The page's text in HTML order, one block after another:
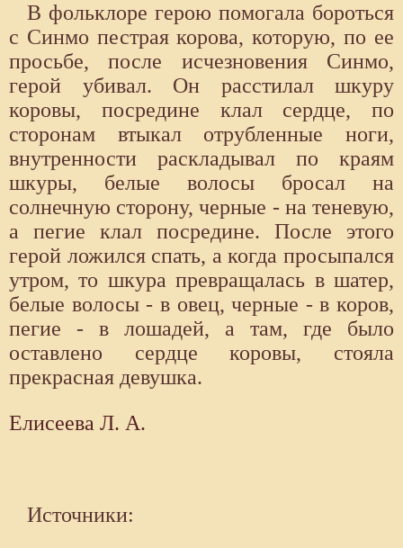
В фольклоре герою помогала бороться
с Синмо пестрая корова, которую, по ее
просьбе, после исчезновения Синмо,
герой убивал. Он расстилал шкуру
коровы, посредине клал сердце, по
сторонам втыкал отрубленные ноги,
внутренности раскладывал по краям
шкуры, белые волосы бросал на
солнечную сторону, черные - на теневую,
а пегие клал посредине. После этого
герой ложился спать, а когда просыпался
утром, то шкура превращалась в шатер,
белые волосы - в овец, черные - в коров,
пегие - в лошадей, а там, где было
оставлено сердце коровы, стояла
прекрасная девушка.
Елисеева Л. А.
Источники: